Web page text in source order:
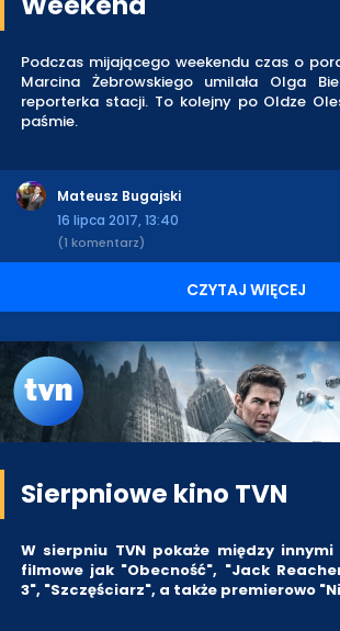
Podczas mijającego weekendu czas o
Marcina Żebrowskiego umilała Olga
reporterka stacji. To kolejny po Oldze
paśmie.
Mateusz Bugajski
16 lipca 2017, 13:40
(1 komentarz)
CZYTAJ WIĘCEJ
Sierpniowe kino TVN
W sierpniu TVN pokaże między
filmowe jak "Obecność", "Jack
3", "Szczęściarz", a także premierowo